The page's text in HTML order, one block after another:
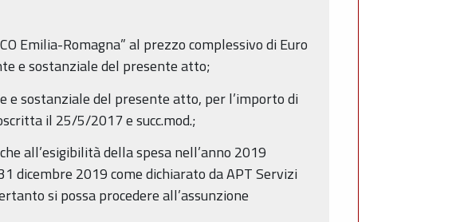
Emilia-Romagna” al prezzo complessivo di Euro
e sostanziale del presente atto;
sostanziale del presente atto, per l’importo di
il 25/5/2017 e succ.mod.;
all’esigibilità della spesa nell’anno 2019
dicembre 2019 come dichiarato da APT Servizi
si possa procedere all’assunzione